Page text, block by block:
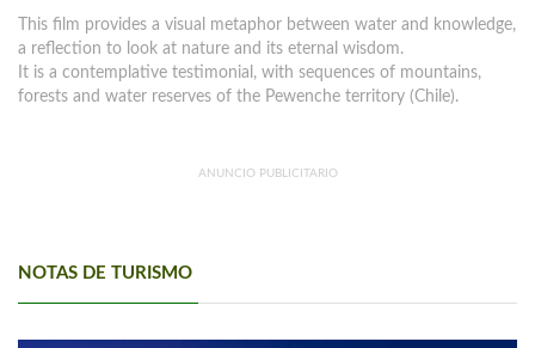
This film provides a visual metaphor between water and knowledge,
a reflection to look at nature and its eternal wisdom.
It is a contemplative testimonial, with sequences of mountains,
forests and water reserves of the Pewenche territory (Chile).
ANUNCIO PUBLICITARIO
NOTAS DE TURISMO